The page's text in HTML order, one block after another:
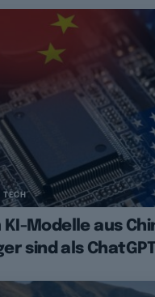
TECH
KI-Modelle aus
sind als